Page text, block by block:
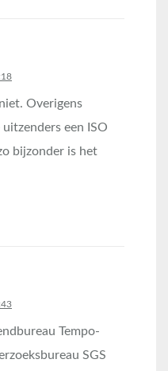
Overigens
een ISO
bijzonder is het
Tempo-
SGS